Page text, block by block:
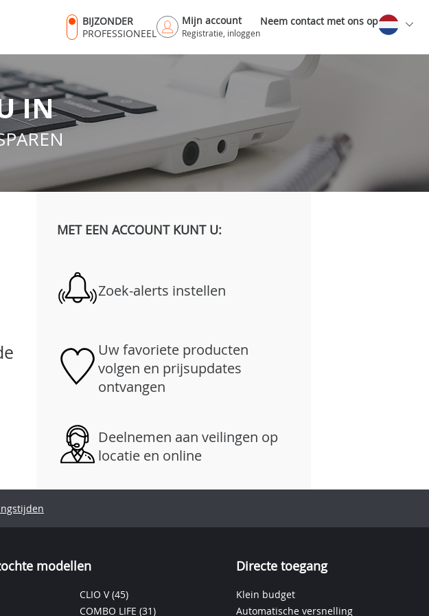
BIJZONDER
PROFESSIONEEL
Mijn account
Registratie, inloggen
Neem contact met ons op
IN
MET EEN ACCOUNT KUNT U:
Zoek-alerts instellen
Uw favoriete producten
volgen en prijsupdates
ontvangen
Deelnemen aan veilingen op
locatie en online
modellen
CLIO V(45)
COMBO LIFE (31)
Directe toegang
Klein budget
Automatische versnelling